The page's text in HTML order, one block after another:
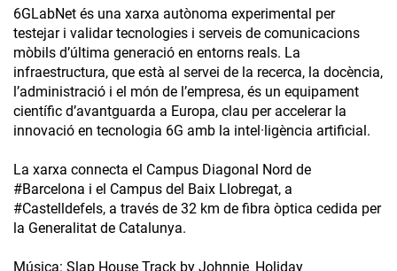
6GLabNet és una xarxa autònoma experimental per
testejar i validar tecnologies i serveis de comunicacions
mòbils d’última generació en entorns reals. La
infraestructura, que està al servei de la recerca, la docència,
l’administració i el món de l’empresa, és un equipament
científic d’avantguarda a Europa, clau per accelerar la
innovació en tecnologia 6G amb la intel·ligència artificial.
La xarxa connecta el Campus Diagonal Nord de
#Barcelona i el Campus del Baix Llobregat, a
#Castelldefels, a través de 32 km de fibra òptica cedida per
la Generalitat de Catalunya.
Música: Slap House Track by Johnnie_Holiday